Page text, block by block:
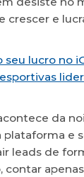
crescer e
seu lucro no
da
plataforma e
leads de
contar